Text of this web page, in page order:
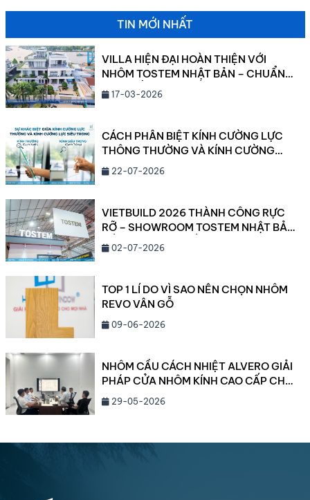
HÌNH ẢNH CHI TIẾT HOÀN THIỆN CÔNG TRÌNH
THÔNG TIN LIÊN HỆ TƯ VẤN GIẢI PHÁP […]
TIN MỚI NHẤT
VILLA HIỆN ĐẠI HOÀN THIỆN VỚI
NHÔM TOSTEM NHẬT BẢN – CHUẨN
MỰC SỐNG CAO CẤP 2026
17-03-2026
CÁCH PHÂN BIỆT KÍNH CƯỜNG LỰC
THÔNG THƯỜNG VÀ KÍNH CƯỜNG
LỰC SIÊU TRONG
22-07-2026
VIETBUILD 2026 THÀNH CÔNG RỰC
RỠ – SHOWROOM TOSTEM NHẬT BẢN
CẦN THƠ ĐANG DẦN LỘ DIỆN!
02-07-2026
TOP 1 LÍ DO VÌ SAO NÊN CHỌN NHÔM
REVO VÂN GỖ
09-06-2026
NHÔM CẦU CÁCH NHIỆT ALVERO GIẢI
PHÁP CỬA NHÔM KÍNH CAO CẤP CHO
BIỆT THỰ VÀ CÔNG TRÌNH HẠNG
SANG NĂM 2026
29-05-2026